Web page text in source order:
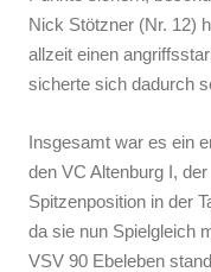
Nick Stötzner (Nr. 12)
allzeit einen
sicherte sich dadurch
Insgesamt war es ein
den VC Altenburg I,
Spitzenposition in der
da sie nun Spielgleich
VSV 90 Ebeleben